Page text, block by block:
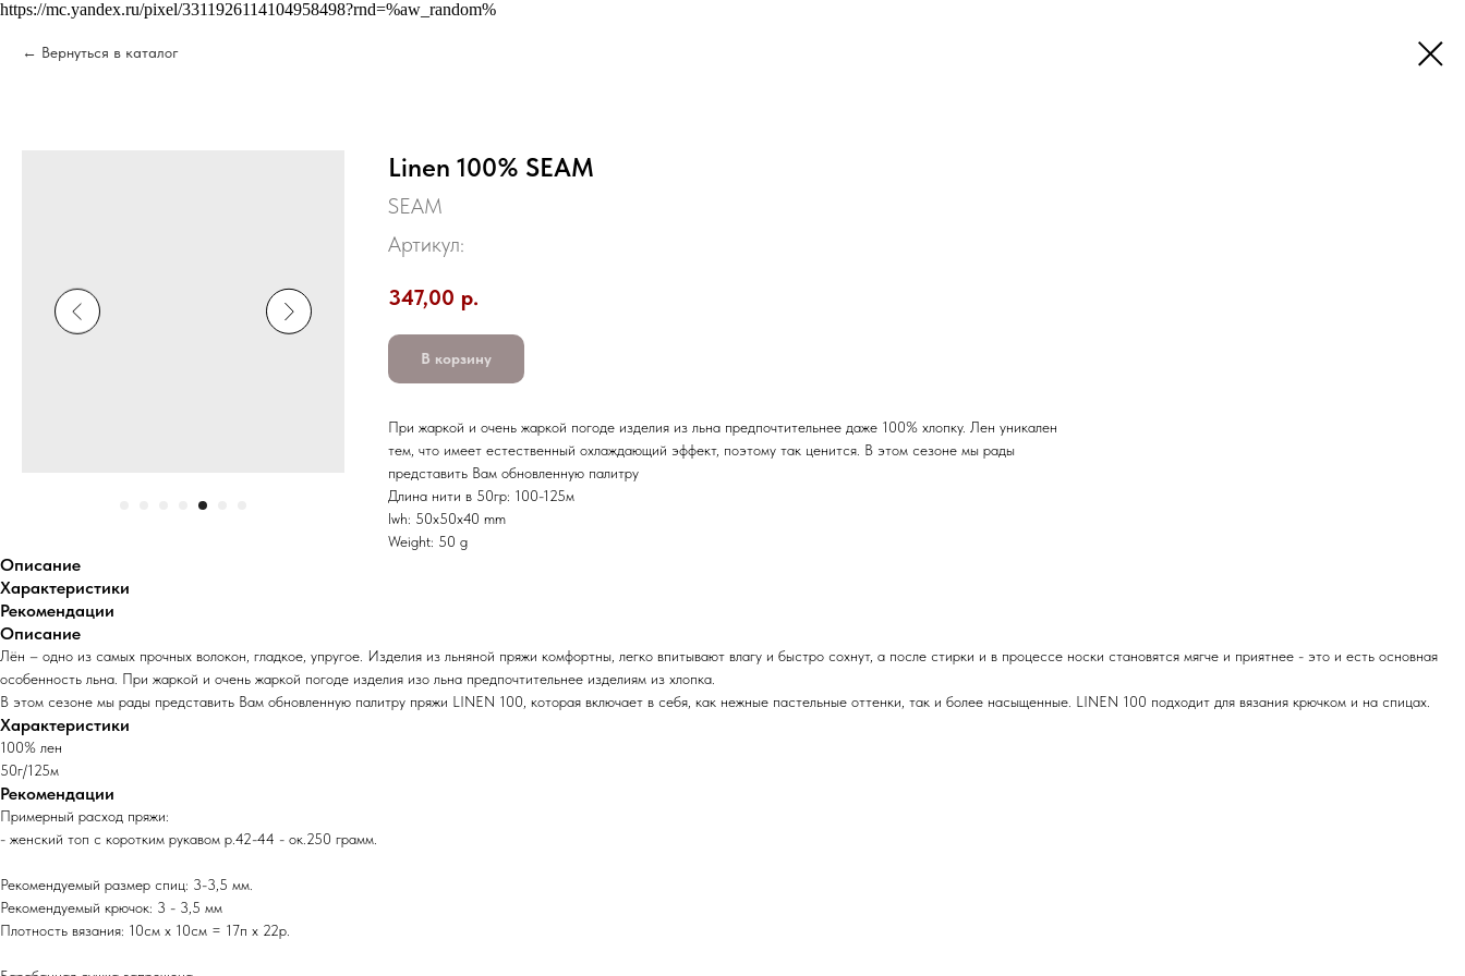
https://mc.yandex.ru/pixel/3311926114104958498?rnd=%aw_random%
Вернуться в каталог
Linen 100% SEAM
SEAM
Артикул:
347,00 р.
В корзину
При жаркой и очень жаркой погоде изделия из льна предпочтительнее даже 100% хлопку. Лен уникален
тем, что имеет естественный охлаждающий эффект, поэтому так ценится. В этом сезоне мы рады
представить Вам обновленную палитру
Длина нити в 50гр: 100-125м
lwh: 50x50x40 mm
Weight: 50 g
Описание
Характеристики
Рекомендации
Описание
Лён – одно из самых прочных волокон, гладкое, упругое. Изделия из льняной пряжи комфортны, легко впитывают влагу и быстро сохнут, а после стирки и в процессе носки становятся мягче и приятнее - это и есть основная
особенность льна. При жаркой и очень жаркой погоде изделия изо льна предпочтительнее изделиям из хлопка.
В этом сезоне мы рады представить Вам обновленную палитру пряжи LINEN 100, которая включает в себя, как нежные пастельные оттенки, так и более насыщенные. LINEN 100 подходит для вязания крючком и на спицах.
Характеристики
100% лен
50г/125м
Рекомендации
Примерный расход пряжи:
- женский топ с коротким рукавом р.42-44 - ок.250 грамм.
Рекомендуемый размер спиц: 3-3,5 мм.
Рекомендуемый крючок: 3 - 3,5 мм
Плотность вязания: 10см х 10см = 17п х 22р.